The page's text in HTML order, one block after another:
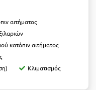
αιτήματος
κατόπιν αιτήματος
Κλιματισμός